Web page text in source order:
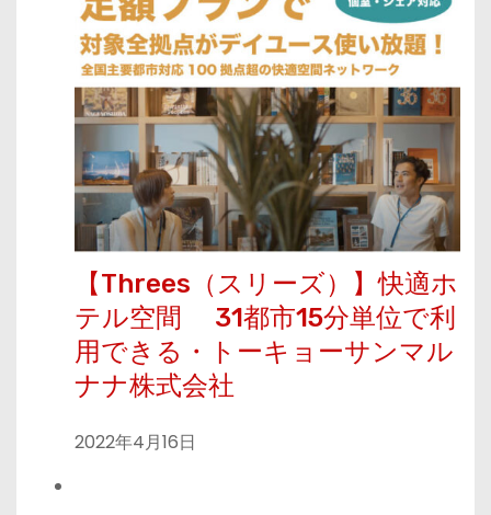
【Threes（スリーズ）】快適ホ
テル空間 31都市15分単位で利
用できる・トーキョーサンマル
ナナ株式会社
2022年4月16日